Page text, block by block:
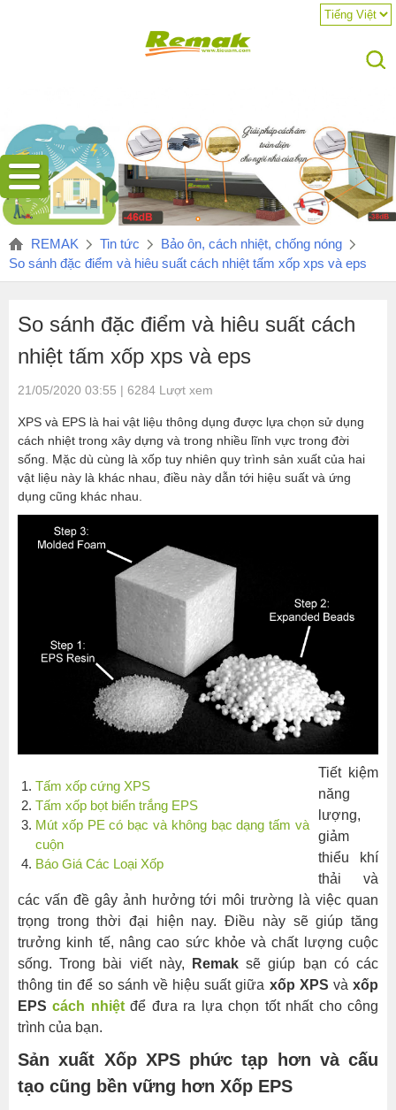
REMAK Tin tức
Bảo ôn, cách nhiệt, chống nóng
So sánh đặc điểm và hiêu suất cách nhiệt tấm xốp xps và eps
So sánh đặc điểm và hiêu suất cách
nhiệt tấm xốp xps và eps
21/05/2020 03:55 | 6284 Lượt xem
XPS và EPS là hai vật liệu thông dụng được lựa chọn sử dụng
cách nhiệt trong xây dựng và trong nhiều lĩnh vực trong đời
sống. Mặc dù cùng là xốp tuy nhiên quy trình sản xuất của hai
vật liệu này là khác nhau, điều này dẫn tới hiệu suất và ứng
dụng cũng khác nhau.
Sản
xuất
Xốp
XPS
hơn
và
tạo
cũng
bền
vững
hơn
Xốp
Xốp
chống
XPS
cách
nhiệt
chống
tốt
hơn
EPS
Xốp
XPS
có
cường
độ
cao
Tấm xốp cứng XPS
Tấm xốp bọt biển trắng EPS
Mút xốp PE có bạc và không bạc dạng tấm và
cuộn
Báo Giá Các Loại Xốp
Tiết kiệm
năng
lượng,
giảm
thiểu khí
thải và
các vấn đề gây ảnh hưởng tới môi trường là việc quan
trọng trong thời đại hiện nay. Điều này sẽ giúp tăng
trưởng kinh tế, nâng cao sức khỏe và chất lượng cuộc
sống. Trong bài viết này,
Remak sẽ giúp bạn có các
thông tin để so sánh về hiệu suất giữa xốp XPS vàxốp
EPS cách nhiệtđể đưa ra lựa chọn tốt nhất cho công
trình của bạn.
Sản xuất Xốp XPS phức tạp hơn và cấu
tạo cũng bền vững hơn Xốp EPS